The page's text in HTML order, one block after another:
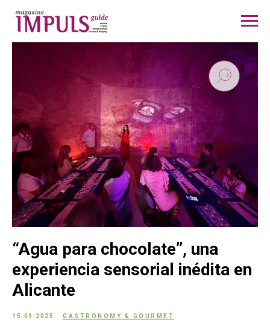
“Agua para chocolate”, una
experiencia sensorial inédita en
Alicante
15.09.2025 GASTRONOMY & GOURMET